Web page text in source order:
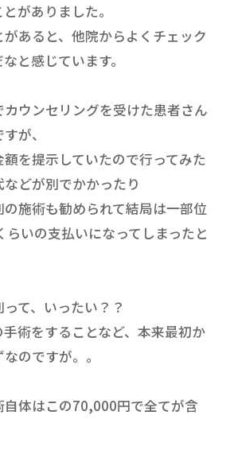
がありました。
があると、他院からよくチェック
と感じています。
カウンセリングを受けた患者さん
が、
を提示していたので行ってみた
どが別でかかったり
施術も勧められて結局は一部位
らいの支払いになってしまったと
て、いったい？？
術をすることなど、本来最初か
のですが。。
自体はこの70,000円で全てが含